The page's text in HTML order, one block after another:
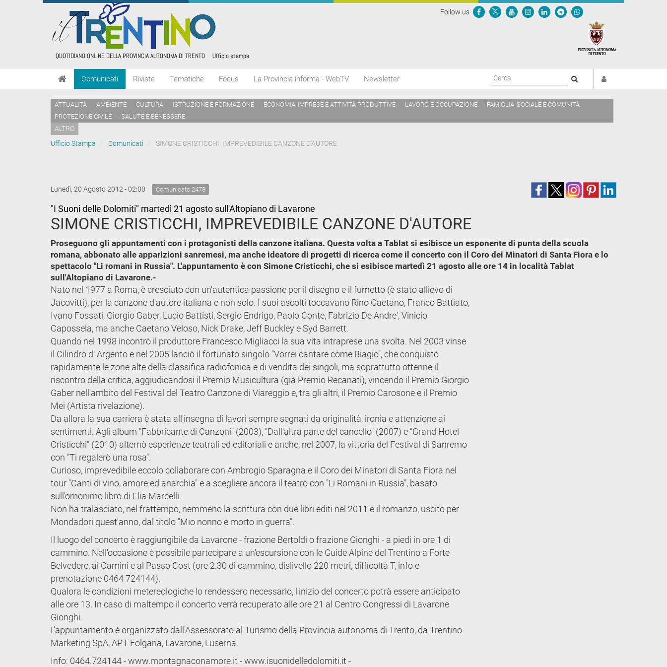
Follow us
Comunicati Riviste Tematiche Focus La Provincia informa - WebTV Newsletter
ATTUALITÀ AMBIENTE CULTURA ISTRUZIONE E FORMAZIONE ECONOMIA, IMPRESE E ATTIVITÀ PRODUTTIVE LAVORO E OCCUPAZIONE
FAMIGLIA, SOCIALE E COMUNITÀ
PROTEZIONE CIVILE
SALUTE E BENESSERE
ALTRO
Ufficio Stampa
Comunicati SIMONE CRISTICCHI, IMPREVEDIBILE CANZONE D'AUTORE
Lunedì, 20 Agosto 2012 - 02:00 Comunicato 2478
"I Suoni delle Dolomiti" martedì 21 agosto sull'Altopiano di Lavarone
SIMONE CRISTICCHI, IMPREVEDIBILE CANZONE D'AUTORE
Proseguono gli appuntamenti con i protagonisti della canzone italiana. Questa volta a Tablat si esibisce un esponente di punta della scuola
romana, abbonato alle apparizioni sanremesi, ma anche ideatore di progetti di ricerca come il concerto con il Coro dei Minatori di Santa Fiora e lo
spettacolo "Li romani in Russia". L'appuntamento è con Simone Cristicchi, che si esibisce martedì 21 agosto alle ore 14 in località Tablat
sull'Altopiano di Lavarone.-
Nato nel 1977 a Roma, è cresciuto con un'autentica passione per il disegno e il fumetto (è stato allievo di
Jacovitti), per la canzone d'autore italiana e non solo. I suoi ascolti toccavano Rino Gaetano, Franco Battiato,
Ivano Fossati, Giorgio Gaber, Lucio Battisti, Sergio Endrigo, Paolo Conte, Fabrizio De Andre', Vinicio
Capossela, ma anche Caetano Veloso, Nick Drake, Jeff Buckley e Syd Barrett.
Quando nel 1998 incontrò il produttore Francesco Migliacci la sua vita intraprese una svolta. Nel 2003 vinse
il Cilindro d' Argento e nel 2005 lanciò il fortunato singolo "Vorrei cantare come Biagio", che conquistò
rapidamente le zone alte della classifica radiofonica e di vendita dei singoli, ma soprattutto ottenne il
riscontro della critica, aggiudicandosi il Premio Musicultura (già Premio Recanati), vincendo il Premio Giorgio
Gaber nell'ambito del Festival del Teatro Canzone di Viareggio e, tra gli altri, il Premio Carosone e il Premio
Mei (Artista rivelazione).
Da allora la sua carriera è stata all'insegna di lavori sempre segnati da originalità, ironia e attenzione ai
sentimenti. Agli album "Fabbricante di Canzoni" (2003), "Dall'altra parte del cancello" (2007) e "Grand Hotel
Cristicchi" (2010) alternò esperienze teatrali ed editoriali e anche, nel 2007, la vittoria del Festival di Sanremo
con "Ti regalerò una rosa".
Curioso, imprevedibile eccolo collaborare con Ambrogio Sparagna e il Coro dei Minatori di Santa Fiora nel
tour "Canti di vino, amore ed anarchia" e a scegliere ancora il teatro con "Li Romani in Russia", basato
sull'omonimo libro di Elia Marcelli.
Non ha tralasciato, nel frattempo, nemmeno la scrittura con due libri editi nel 2011 e il romanzo, uscito per
Mondadori quest'anno, dal titolo "Mio nonno è morto in guerra".
Il luogo del concerto è raggiungibile da Lavarone - frazione Bertoldi o frazione Gionghi - a piedi in ore 1 di
cammino. Nell'occasione è possibile partecipare a un'escursione con le Guide Alpine del Trentino a Forte
Belvedere, ai Camini e al Passo Cost (ore 2.30 di cammino, dislivello 220 metri, difficoltà T, info e
prenotazione 0464 724144).
Qualora le condizioni metereologiche lo rendessero necessario, l'inizio del concerto potrà essere anticipato
alle ore 13. In caso di maltempo il concerto verrà recuperato alle ore 21 al Centro Congressi di Lavarone
Gionghi.
L'appuntamento è organizzato dall'Assessorato al Turismo della Provincia autonoma di Trento, da Trentino
Marketing SpA, APT Folgaria, Lavarone, Luserna.
Info: 0464.724144 - www.montagnaconamore.it - www.isuonidelledolomiti.it -